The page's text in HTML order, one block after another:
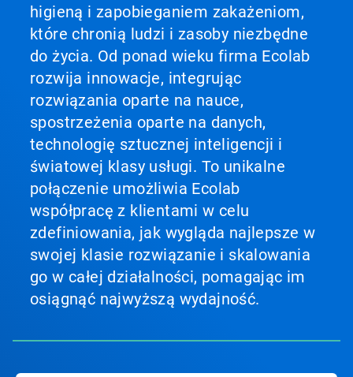
higieną i zapobieganiem zakażeniom,
które chronią ludzi i zasoby niezbędne
do życia. Od ponad wieku firma Ecolab
rozwija innowacje, integrując
rozwiązania oparte na nauce,
spostrzeżenia oparte na danych,
technologię sztucznej inteligencji i
światowej klasy usługi. To unikalne
połączenie umożliwia Ecolab
współpracę z klientami w celu
zdefiniowania, jak wygląda najlepsze w
swojej klasie rozwiązanie i skalowania
go w całej działalności, pomagając im
osiągnąć najwyższą wydajność.